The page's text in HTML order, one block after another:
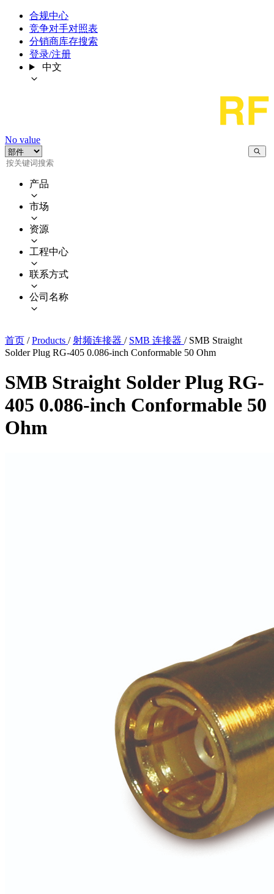
合规中心
竞争对手对照表
分销商库存搜索
登录/注册
中文
No value
产品
市场
资源
工程中心
联系方式
公司名称
首页 / Products / 射频连接器 / SMB 连接器 / SMB Straight
Solder Plug RG-405 0.086-inch Conformable 50 Ohm
SMB Straight Solder Plug RG-
405 0.086-inch Conformable 50
Ohm